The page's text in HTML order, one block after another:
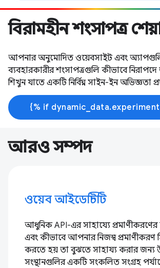
বিরামহীন শংসাপত্র
আপনার অনুমোদিত ওয়েবসাইট এবং
ব্যবহারকারীর শংসাপত্রগুলি কীভাবে
শিখুন যাতে একটি নির্বিঘ্ন সাইন-ইন অভিজ্ঞতা
আরও সম্পদ
ওয়েব আইডেন্টিটি
আধুনিক API-এর সাহায্যে
এবং কীভাবে আপনার নিজস্ব প্রমাণীকরণ
করতে হয় তা বুঝতে সাহায্য করার জন্য
সংস্থানগুলির একটি সংকলিত সংগ্রহ